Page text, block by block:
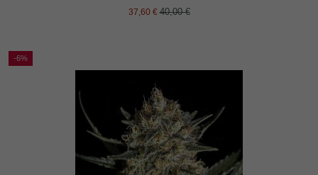
37,60 €40,00 €
-6%